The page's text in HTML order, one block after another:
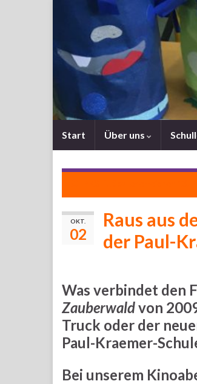
Start Über uns
OKT.
02
Raus aus
der Paul-
Was verbindet den
Zauberwaldvon
Truck oder der
Paul-Kraemer-
Bei unserem